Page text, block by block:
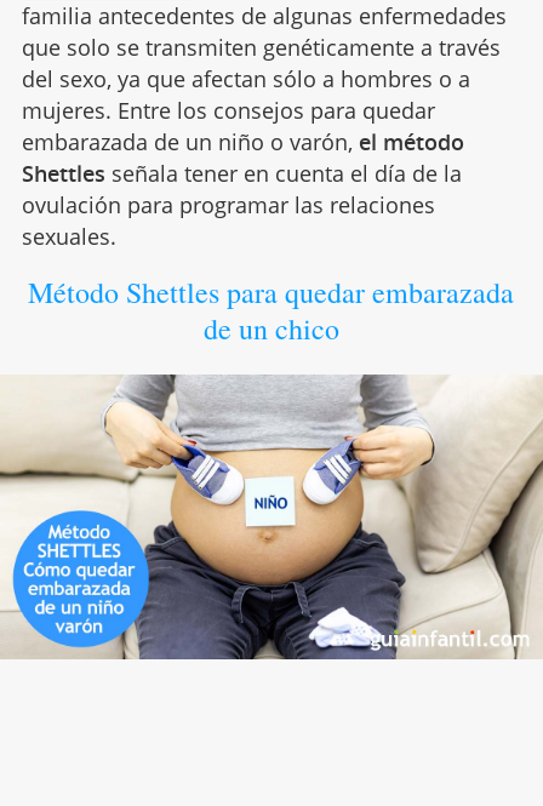
familia antecedentes de algunas enfermedades
que solo se transmiten genéticamente a través
del sexo, ya que afectan sólo a hombres o a
mujeres. Entre los consejos para quedar
embarazada de un niño o varón, el método
Shettles señala tener en cuenta el día de la
ovulación para programar las relaciones
sexuales.
Método Shettles para quedar embarazada
de un chico